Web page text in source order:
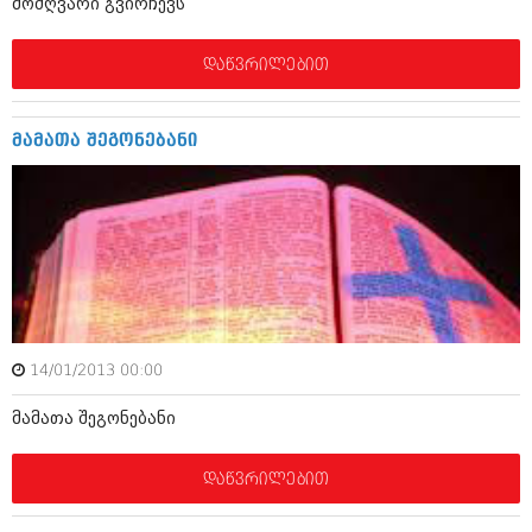
ივნისი 2010 (685)
აპრილი 2010 (229)
თებერვალი 2010 (421)
იანვარი 2010 (422)
დეკემბერი 2009 (510)
ნოემბერი 2009 (308)
ოქტომბერი 2009 (382)
სექტემბერი 2009 (541)
აგვისტო 2009 (14)
ივლისი 2009 (118)
თებერვალი 0216 (1)
დეკემბერი 0215 (1)
ოქტომბერი 0215 (1)
აგვისტო 0215 (2)
ივნისი 0212 (2)
დაწვრილებით
მამათა შეგონებანი
14/01/2013 00:00
მამათა შეგონებანი
დაწვრილებით